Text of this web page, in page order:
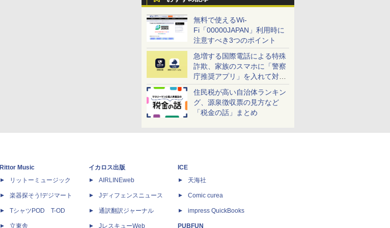
無料で使えるWi-
Fi「00000JAPAN」利用時に
注意すべき3つのポイント
急増する国際電話による特殊
詐欺、家族のスマホに「警察
庁推奨アプリ」を入れて対策
しよう！
住民税が高い自治体ランキン
グ、源泉徴収票の見方など
「税金の話」まとめ
Rittor Music
リットーミュージック
楽器探そう!デジマート
TシャツPOD T-OD
立東舎
イカロス出版
AIRLINEweb
Jディフェンスニュース
通訳翻訳ジャーナル
JレスキューWeb
ICE
天海社
Comic curea
impress QuickBooks
PUBFUN